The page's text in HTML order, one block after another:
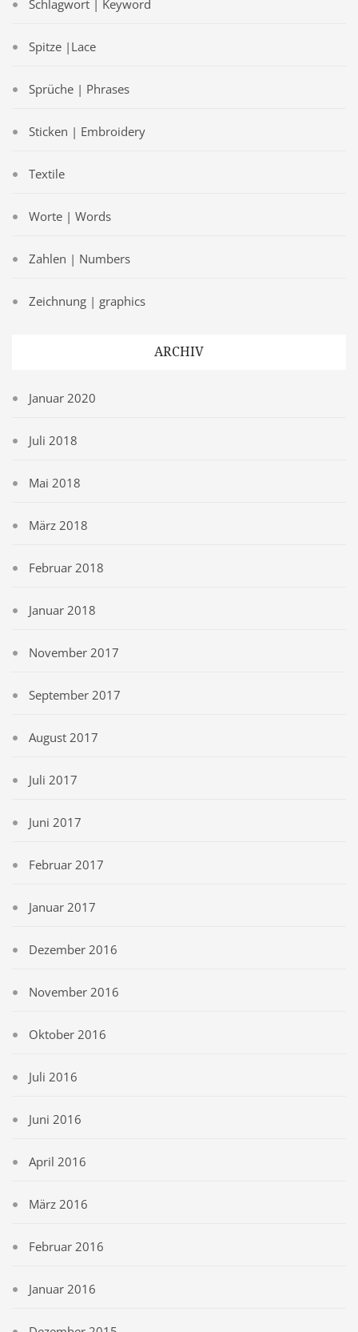
Schlagwort | Keyword
Spitze |Lace
Sprüche | Phrases
Sticken | Embroidery
Textile
Worte | Words
Zahlen | Numbers
Zeichnung | graphics
ARCHIV
Januar 2020
Juli 2018
Mai 2018
März 2018
Februar 2018
Januar 2018
November 2017
September 2017
August 2017
Juli 2017
Juni 2017
Februar 2017
Januar 2017
Dezember 2016
November 2016
Oktober 2016
Juli 2016
Juni 2016
April 2016
März 2016
Februar 2016
Januar 2016